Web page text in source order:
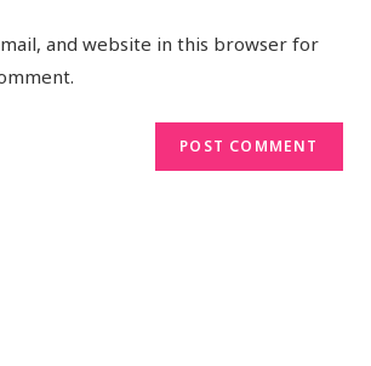
and website in this browser for